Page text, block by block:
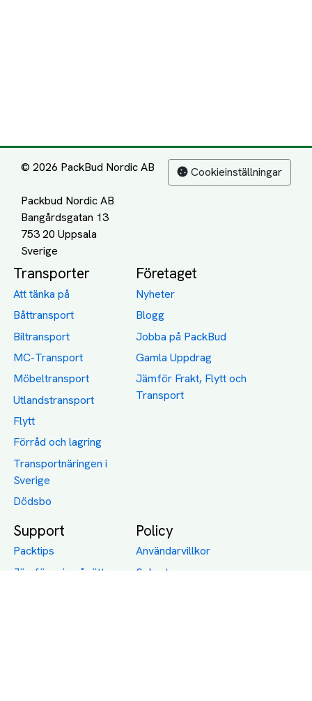
© 2026 PackBud Nordic AB
Packbud Nordic AB
Bangårdsgatan 13
753 20 Uppsala
Cookieinställningar
Transporter
Att tänka på
Båttransport
Biltransport
MC-Transport
Möbeltransport
Utlandstransport
Flytt
Förråd och lagring
Transportnäringen i
Sverige
Dödsbo
Företaget
Nyheter
Blogg
Jobba på PackBud
Gamla Uppdrag
Jämför Frakt, Flytt och
Transport
Support
Packtips
Jämför pris på rätt
Policy
Användarvillkor
Sekretess